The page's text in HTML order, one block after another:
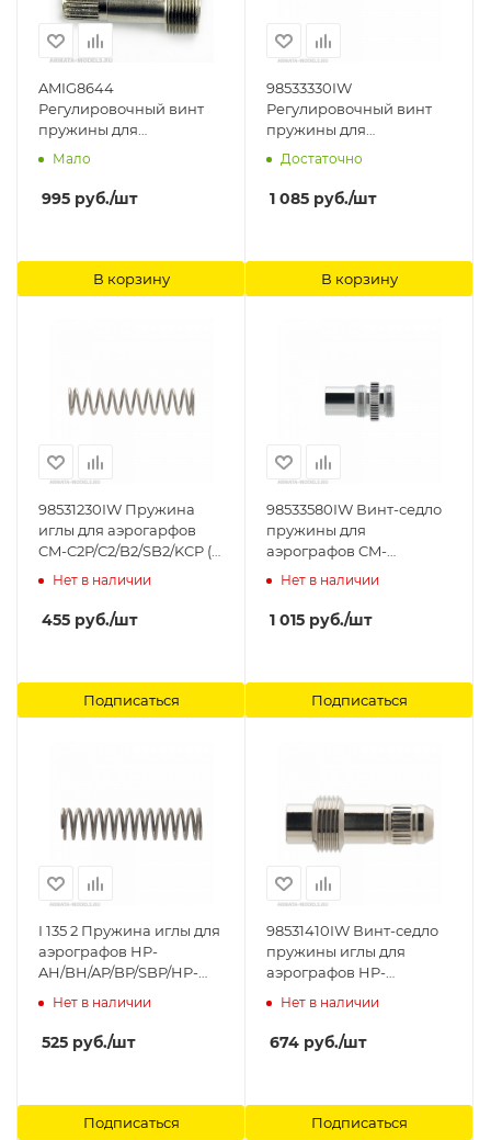
AMIG8644
Регулировочный винт
пружины для
аэрографов AirCobra,
Adjustment Screw)
Ammo Mig
Мало
995 руб./шт
В корзину
98533330IW
Регулировочный винт
пружины для
аэрографов CM-
B2/S2B/C2/C2P (I 575 1)
Anest Iwata
Достаточно
1 085 руб./шт
В корзину
98531230IW Пружина
иглы для аэрогарфов
CM-C2P/C2/B2/SB2/KCP (I
570 1) Anest Iwata
Нет в наличии
455 руб./шт
Подписаться
98533580IW Винт-седло
пружины для
аэрографов CM-
B2/SB2/C2/C2P (I 590 3)
Нет в наличии
1 015 руб./шт
Подписаться
I 135 2 Пружина иглы для
аэрографов HP-
AH/BH/AP/BP/SBP/HP-
BCS Anest Iwata
Нет в наличии
525 руб./шт
Подписаться
98531410IW Винт-седло
пружины иглы для
аэрографов HP-
CP/BCP/AR/BCR/BR/CR/CR3
Нет в наличии
674 руб./шт
Подписаться